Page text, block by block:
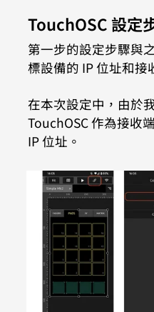
TouchOSC 設定
第一步的設定步驟與
標設備的 IP 位址和接
在本次設定中，由於
TouchOSC 作為接收
IP 位址。